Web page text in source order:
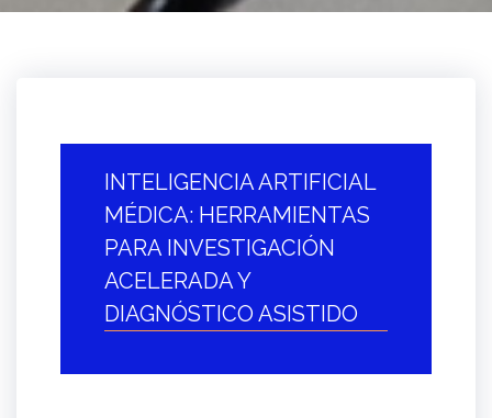
INTELIGENCIA ARTIFICIAL
MÉDICA: HERRAMIENTAS
PARA INVESTIGACIÓN
ACELERADA Y
DIAGNÓSTICO ASISTIDO